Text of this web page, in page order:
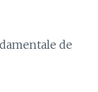
de